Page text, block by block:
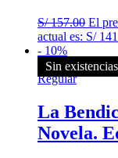
S/157.00 El
actual es: S/
- 10%
La
Novela.
Sin existencias